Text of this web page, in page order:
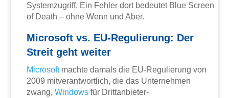
Systemzugriff. Ein Fehler dort bedeutet Blue Screen
of Death – ohne Wenn und Aber.
Microsoft vs. EU-Regulierung: Der
Streit geht weiter
Microsoftmachte damals die EU-Regulierung von
2009 mitverantwortlich, die das Unternehmen
zwang,Windows für Drittanbieter-